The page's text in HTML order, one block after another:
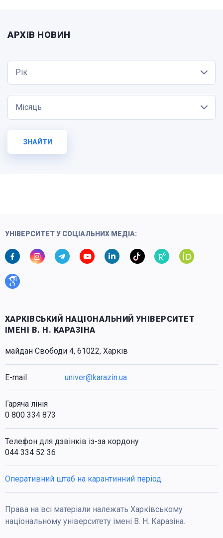
АРХІВ НОВИН
Рік
Місяць
ЗНАЙТИ
УНІВЕРСИТЕТ У СОЦІАЛЬНИХ МЕДІА:
ХАРКІВСЬКИЙ НАЦІОНАЛЬНИЙ УНІВЕРСИТЕТ
ІМЕНІ В. Н. КАРАЗІНА
майдан Свободи 4, 61022, Харків
E-mail univer@karazin.ua
Гаряча лінія
0 800 334 873
Телефон для дзвінків із-за кордону
044 334 52 36
Оперативний штаб на карантинний період
Права на всі матеріали належать Харківському
національному університету імені В. Н. Каразіна.